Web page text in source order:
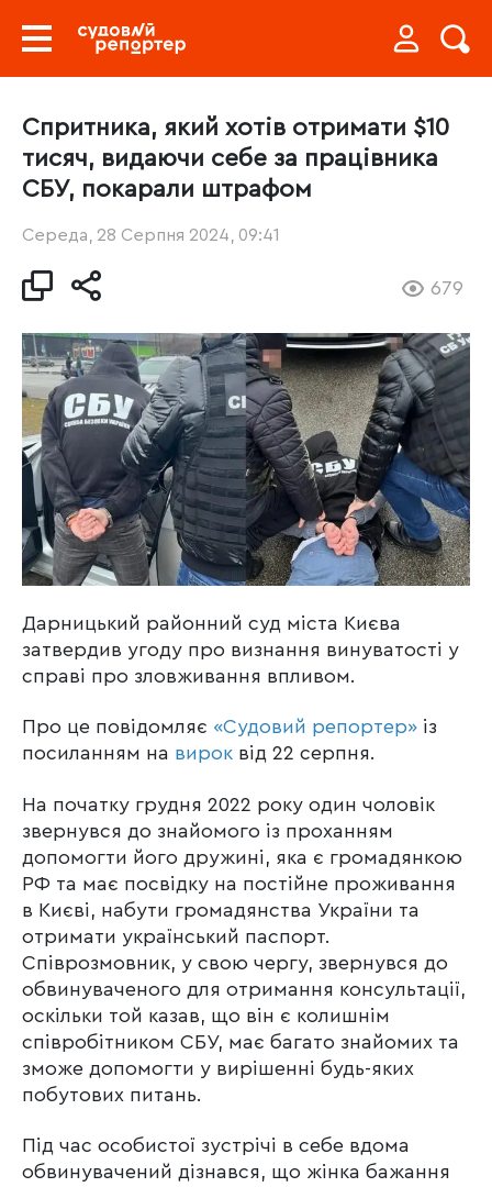
Спритника, який хотів отримати $10
тисяч, видаючи себе за працівника
СБУ, покарали штрафом
Середа, 28 Серпня 2024, 09:41
679
Дарницький районний суд міста Києва
затвердив угоду про визнання винуватості у
справі про зловживання впливом.
Про це повідомляє «Судовий репортер» із
посиланням на вирок від 22 серпня.
На початку грудня 2022 року один чоловік
звернувся до знайомого із проханням
допомогти його дружині, яка є громадянкою
РФ та має посвідку на постійне проживання
в Києві, набути громадянства України та
отримати український паспорт.
Співрозмовник, у свою чергу, звернувся до
обвинуваченого для отримання консультації,
оскільки той казав, що він є колишнім
співробітником СБУ, має багато знайомих та
зможе допомогти у вирішенні будь-яких
побутових питань.
Під час особистої зустрічі в себе вдома
обвинувачений дізнався, що жінка бажання